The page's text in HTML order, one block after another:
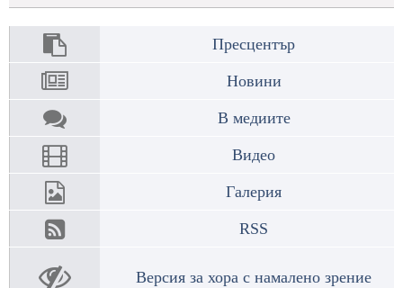
Пресцентър
Новини
В медиите
Видео
Галерия
RSS
Версия за хора с намалено зрение